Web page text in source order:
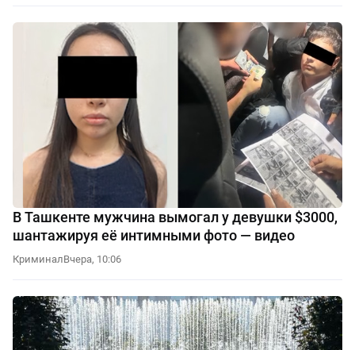
В Ташкенте мужчина вымогал у девушки $3000,
шантажируя её интимными фото — видео
КриминалВчера, 10:06